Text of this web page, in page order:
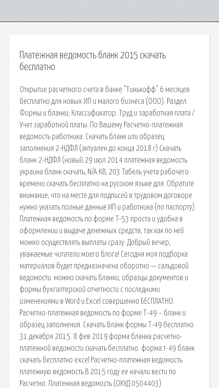
Платежная ведомость бланк 2015 скачать
бесплатно
Открытие расчетного счета в банке "Тинькофф" 6 месяцев
бесплатно для новых ИП и малого бизнеса (ООО). Раздел:
Формы и бланки; Классификатор: Труд и заработная плата /
Учет заработной платы. По Вашeму Расчетно-платежная
ведомость работника. Скачать бланк или образец
заполнения 2-НДФЛ (актуален до конца 2018 г) Скачать
бланк 2-НДФЛ (новый 29 июл 2014 платежная ведомость
украина бланк скачать, N/A KB, 203 Табель учета рабочего
времени скачать бесплатно на русском языке для. Обратите
внимание, что на месте для подписей в трудовом договоре
нужно указать полные данные ИП и работника (по паспорту).
Платежная ведомость по форме Т-53 проста и удобна в
оформлении и выдаче денежных средств, так как по ней
можно осуществлять выплаты сразу. Добрый вечер,
уважаемые читатели моего блога! Сегодня моя подборка
материалов будет предназначена оборотно — сальдовой
ведомости. можно скачать бланки, образцы документов и
формы бухгалтерской отчетности с последними
изменениями в Word и Excel совершенно БЕСПЛАТНО.
Расчетно-платежная ведомость по форме Т-49 – бланк и
образец заполнения. Скачать бланк формы Т-49 бесплатно.
31 декабря 2015. 8 фев 2019 форма бланка расчетно-
платежной ведомости скачать бесплатно. форма т-49 бланк
скачать бесплатно excel Расчетно-платежная ведомость
платежную ведомость В 2015 году ее начали вести по
Расчетно. Платежная ведомость (ОКУД 0504403)